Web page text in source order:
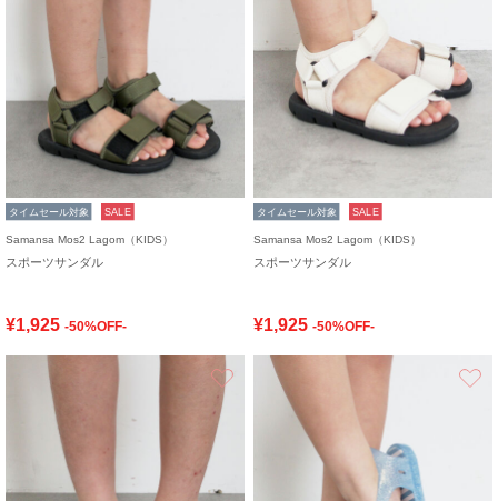
タイムセール対象 SALE
Samansa Mos2 Lagom（KIDS）
スポーツサンダル
¥1,925 -50%OFF-
タイムセール対象 SALE
Samansa Mos2 Lagom（KIDS）
スポーツサンダル
¥1,925 -50%OFF-
お気に入り